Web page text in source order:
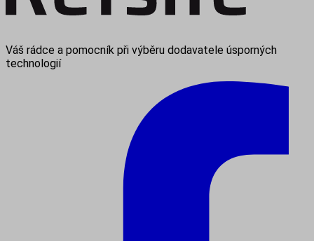
Váš rádce a pomocník při výběru dodavatele úsporných
technologií